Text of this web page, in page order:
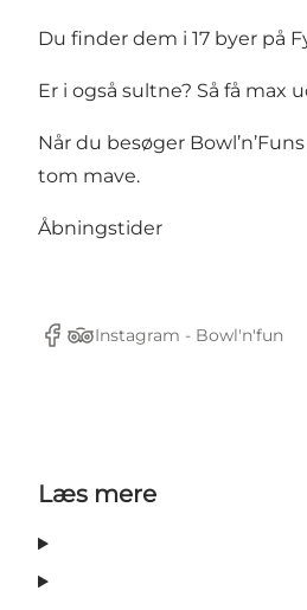
Du finder dem i 17 byer på
Er i også sultne? Så få max
Når du besøger
tom mave.
Åbningstider
Facebook
TripAdvisor
Instagram - Bowl'n'fun
Læs mere